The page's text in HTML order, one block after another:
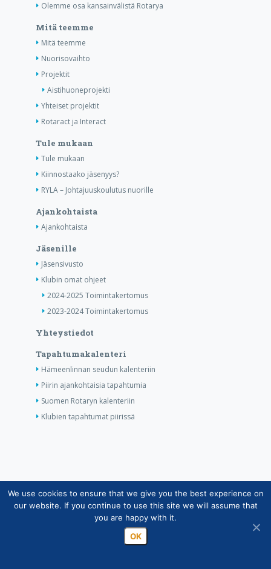
Olemme osa kansainvälistä Rotarya
Mitä teemme
Mitä teemme
Nuorisovaihto
Projektit
Aistihuoneprojekti
Yhteiset projektit
Rotaract ja Interact
Tule mukaan
Tule mukaan
Kiinnostaako jäsenyys?
RYLA – Johtajuuskoulutus nuorille
Ajankohtaista
Ajankohtaista
Jäsenille
Jäsensivusto
Klubin omat ohjeet
2024-2025 Toimintakertomus
2023-2024 Toimintakertomus
Yhteystiedot
Tapahtumakalenteri
Hämeenlinnan seudun kalenteriin
Piirin ajankohtaisia tapahtumia
Suomen Rotaryn kalenteriin
Klubien tapahtumat piirissä
Copyright © Suomen Rotarypalvelu ry 2026 |
Jäsentietojärjestelmän tietosuojaseloste|Henkilötietojen
käsittely Rotarytoiminnassa
We use cookies to ensure that we give you the best experience on
our website. If you continue to use this site we will assume that
you are happy with it.
OK